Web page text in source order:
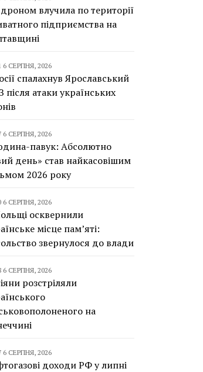
влучила по території
підприємства на
6 СЕРПНЯ, 2026
спалахнув Ярославський
після атаки українських
6 СЕРПНЯ, 2026
павук: Абсолютно
день» став найкасовішим
2026 року
6 СЕРПНЯ, 2026
осквернили
місце пам’яті:
звернулося до влади
6 СЕРПНЯ, 2026
розстріляли
на
6 СЕРПНЯ, 2026
доходи РФ у липні